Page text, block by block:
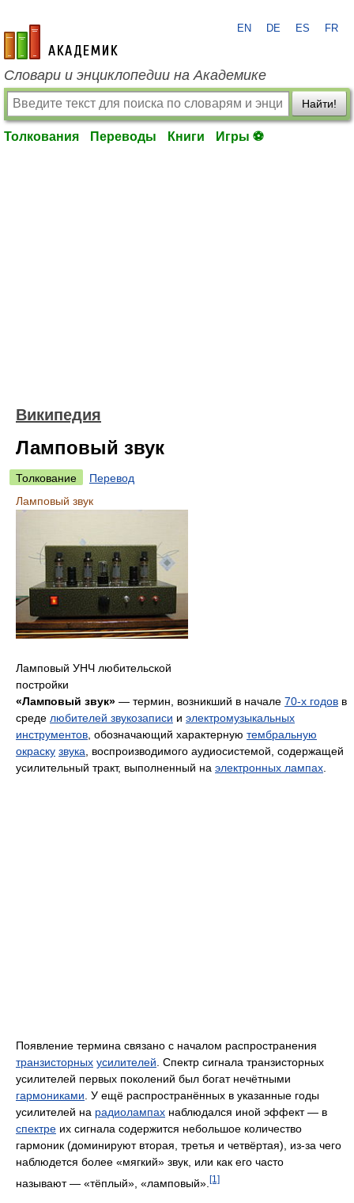
academic.ru
EN DE ES FR
Словари и энциклопедии на Академике
Найти!
Толкования Переводы Книги Игры ⚽
Википедия
Ламповый звук
Толкование
Перевод
Ламповый звук
Ламповый УНЧ любительской
постройки
«Ламповый звук» — термин, возникший в начале 70-х годов в
среде любителей звукозаписи и электромузыкальных
инструментов , обозначающий характерную тембральную
окраску звука , воспроизводимого аудиосистемой, содержащей
усилительный тракт, выполненный на электронных лампах
Появление термина связано с началом распространения
транзисторных усилителей . Спектр сигнала транзисторных
усилителей первых поколений был богат нечётными
гармониками . У ещё распространённых в указанные годы
усилителей на радиолампах наблюдался иной эффект — в
спектре их сигнала содержится небольшое количество
гармоник (доминируют вторая, третья и четвёртая), из-за чего
наблюдется более «мягкий» звук, или как его часто
называют — «тёплый», «ламповый». [1]